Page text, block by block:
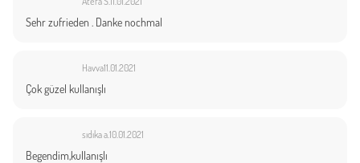
Sehr zufrieden . Danke nochmal
Havva11.01.2021
Çok güzel kullanışlı
sıdıka a.10.01.2021
Begendim,kullanışlı